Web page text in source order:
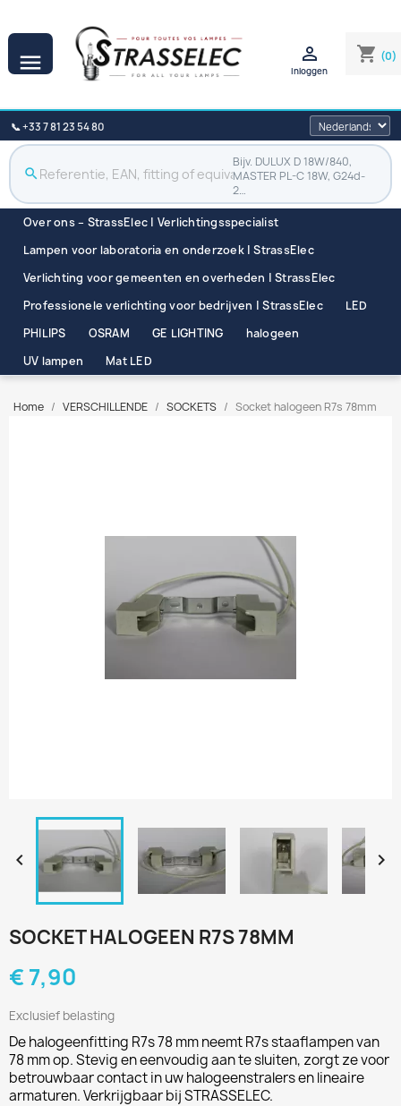
 shopping_cart (0)

Inloggen
📞 +33 7 81 23 54 80
search
Bijv. DULUX D 18W/840,
MASTER PL-C 18W, G24d-
2…
Over ons – StrassElec | Verlichtingsspecialist
Lampen voor laboratoria en onderzoek | StrassElec
Verlichting voor gemeenten en overheden | StrassElec
Professionele verlichting voor bedrijven | StrassElec
LED
PHILIPS
OSRAM GE LIGHTING
halogeen
UV lampen
Mat LED
Home VERSCHILLENDE SOCKETS Socket halogeen R7s 78mm
 
SOCKET HALOGEEN R7S 78MM
€ 7,90
Exclusief belasting
De halogeenfitting R7s 78 mm neemt R7s staaflampen van
78 mm op. Stevig en eenvoudig aan te sluiten, zorgt ze voor
betrouwbaar contact in uw halogeenstralers en lineaire
armaturen. Verkrijgbaar bij STRASSELEC.